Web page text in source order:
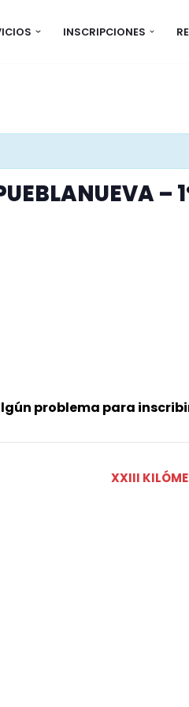
INSCRIPCIONES
–
problema para
XXIII